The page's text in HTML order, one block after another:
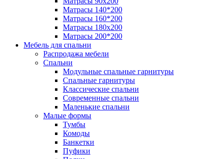
Матрасы 140*200
Матрасы 160*200
Матрасы 180x200
Матрасы 200*200
Мебель для спальни
Распродажа мебели
Спальни
Модульные спальные гарнитуры
Спальные гарнитуры
Классические спальни
Современные спальни
Маленькие спальни
Малые формы
Тумбы
Комоды
Банкетки
Пуфики